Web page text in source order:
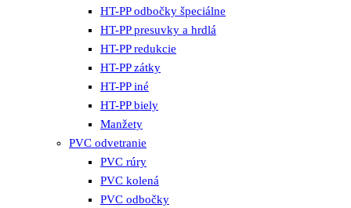
HT-PP odbočky špeciálne
HT-PP presuvky a hrdlá
HT-PP redukcie
HT-PP zátky
HT-PP iné
HT-PP biely
Manžety
PVC odvetranie
PVC rúry
PVC kolená
PVC odbočky